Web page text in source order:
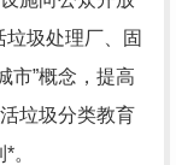
圾处理厂、固
市”概念，提高
垃圾分类教育
。